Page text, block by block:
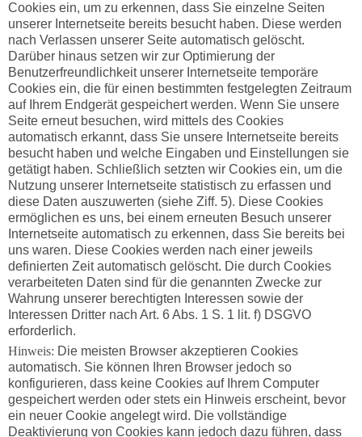
Cookies ein, um zu erkennen, dass Sie einzelne Seiten
unserer Internetseite bereits besucht haben. Diese werden
nach Verlassen unserer Seite automatisch gelöscht.
Darüber hinaus setzen wir zur Optimierung der
Benutzerfreundlichkeit unserer Internetseite temporäre
Cookies ein, die für einen bestimmten festgelegten Zeitraum
auf Ihrem Endgerät gespeichert werden. Wenn Sie unsere
Seite erneut besuchen, wird mittels des Cookies
automatisch erkannt, dass Sie unsere Internetseite bereits
besucht haben und welche Eingaben und Einstellungen sie
getätigt haben. Schließlich setzten wir Cookies ein, um die
Nutzung unserer Internetseite statistisch zu erfassen und
diese Daten auszuwerten (siehe Ziff. 5). Diese Cookies
ermöglichen es uns, bei einem erneuten Besuch unserer
Internetseite automatisch zu erkennen, dass Sie bereits bei
uns waren. Diese Cookies werden nach einer jeweils
definierten Zeit automatisch gelöscht. Die durch Cookies
verarbeiteten Daten sind für die genannten Zwecke zur
Wahrung unserer berechtigten Interessen sowie der
Interessen Dritter nach Art. 6 Abs. 1 S. 1 lit. f) DSGVO
erforderlich.
Hinweis: Die meisten Browser akzeptieren Cookies
automatisch. Sie können Ihren Browser jedoch so
konfigurieren, dass keine Cookies auf Ihrem Computer
gespeichert werden oder stets ein Hinweis erscheint, bevor
ein neuer Cookie angelegt wird. Die vollständige
Deaktivierung von Cookies kann jedoch dazu führen, dass